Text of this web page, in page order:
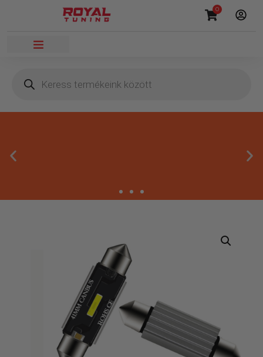
0
Gyors rendelésfeldolgozással segítünk, hogy hamar
kézhez kapd a csomagod.